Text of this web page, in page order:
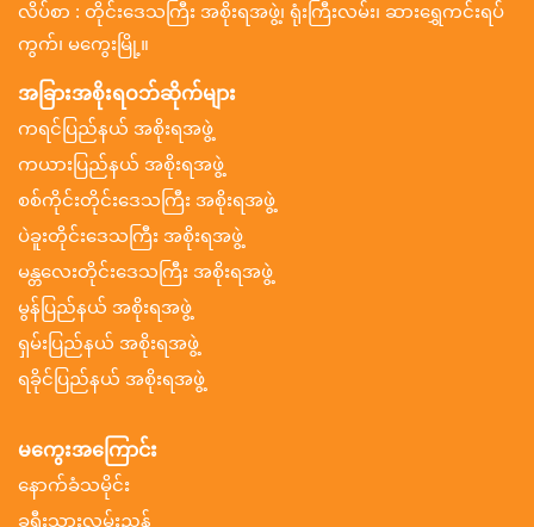
လိပ်စာ : တိုင်းဒေသကြီး အစိုးရအဖွဲ့၊ ရုံးကြီးလမ်း၊ ဆားရွှေကင်းရပ်
ကွက်၊ မကွေးမြို့။
အခြားအစိုးရဝဘ်ဆိုက်များ
ကရင်ပြည်နယ် အစိုးရအဖွဲ့
ကယားပြည်နယ် အစိုးရအဖွဲ့
စစ်ကိုင်းတိုင်းဒေသကြီး အစိုးရအဖွဲ့
ပဲခူးတိုင်းဒေသကြီး အစိုးရအဖွဲ့
မန္တလေးတိုင်းဒေသကြီး အစိုးရအဖွဲ့
မွန်ပြည်နယ် အစိုးရအဖွဲ့
ရှမ်းပြည်နယ် အစိုးရအဖွဲ့
ရခိုင်ပြည်နယ် အစိုးရအဖွဲ့
မကွေးအကြောင်း
နောက်ခံသမိုင်း
ခရီးသွားလမ်းညွှန်